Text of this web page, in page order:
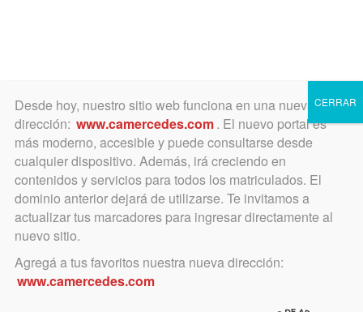
Toggle
navigation
Concurso
abril 27, 2015
FACA. Concurso Literario y
Científico-Jurídico
Desde hoy, nuestro sitio web funciona en una nueva
dirección: www.camercedes.com. El nuevo portal es
más moderno, accesible y puede consultarse desde
cualquier dispositivo. Además, irá creciendo en
contenidos y servicios para todos los matriculados. El
dominio anterior dejará de utilizarse. Te invitamos a
actualizar tus marcadores para ingresar directamente al
nuevo sitio.
Agregá a tus favoritos nuestra nueva dirección:
www.camercedes.com
CERRAR